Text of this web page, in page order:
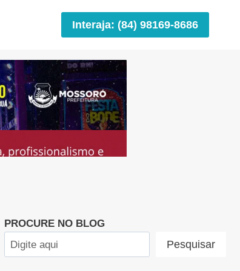
Interaja: (84) 98169-8686
PROCURE NO BLOG
Pesquisar